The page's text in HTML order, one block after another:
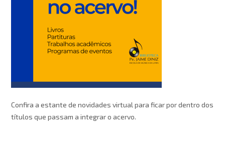
Confira a estante de novidades virtual para ficar por dentro dos
títulos que passam a integrar o acervo.